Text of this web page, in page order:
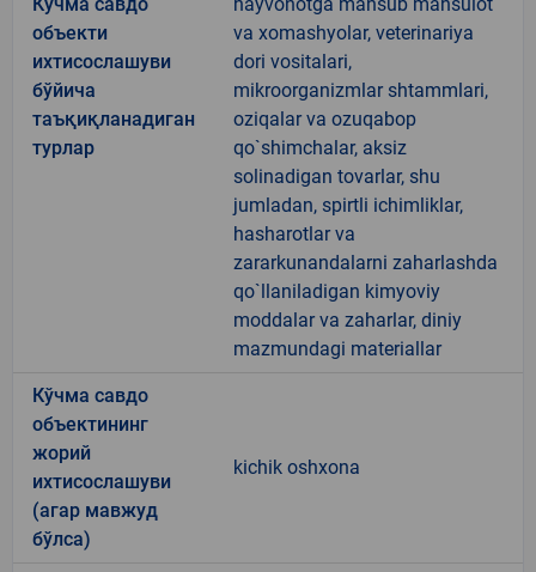
объекти
ихтисослашуви
бўйича
таъқиқланадиган
турлар
va xomashyolar, veterinariya
dori vositalari,
mikroorganizmlar shtammlari,
oziqalar va ozuqabop
qo`shimchalar, aksiz
solinadigan tovarlar, shu
jumladan, spirtli ichimliklar,
hasharotlar va
zararkunandalarni zaharlashda
qo`llaniladigan kimyoviy
moddalar va zaharlar, diniy
mazmundagi materiallar
Кўчма савдо
объектининг
жорий
ихтисослашуви
(агар мавжуд
бўлса)
kichik oshxona